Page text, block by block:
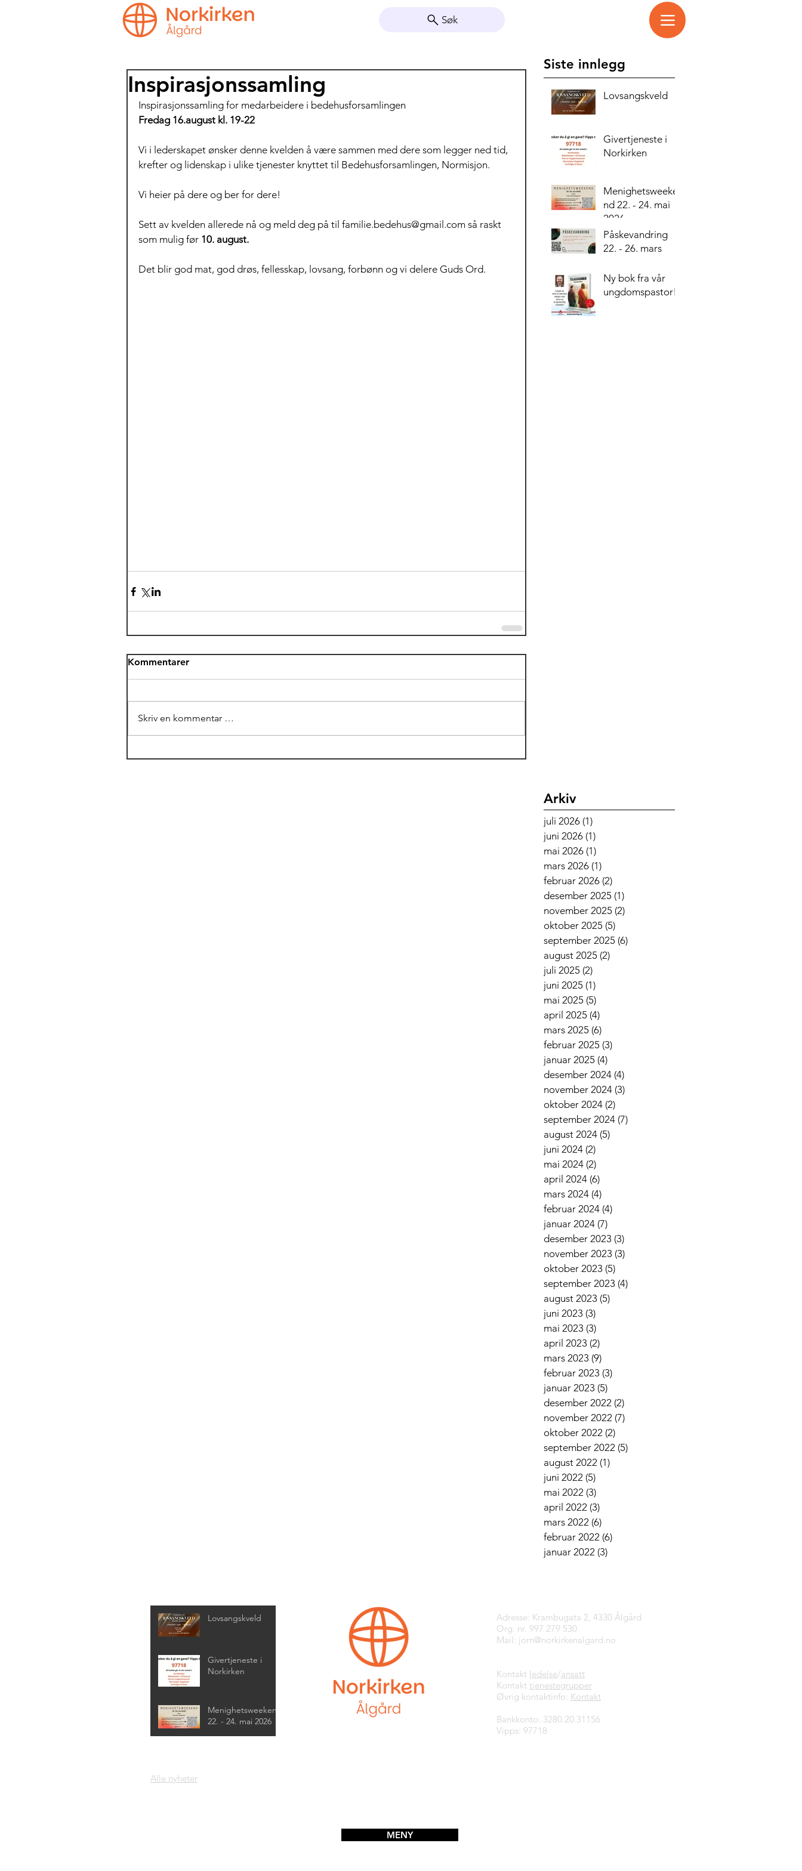
Søk
Inspirasjonssamling
Inspirasjonssamling for medarbeidere i bedehusforsamlingen
Fredag 16.august kl. 19-22
Vi i lederskapet ønsker denne kvelden å være sammen med dere som legger ned tid,
krefter og lidenskap i ulike tjenester knyttet til Bedehusforsamlingen, Normisjon.
Vi heier på dere og ber for dere!
Sett av kvelden allerede nå og meld deg på til familie.bedehus@gmail.com så raskt
som mulig før 10. august.
Det blir god mat, god drøs, fellesskap, lovsang, forbønn og vi delere Guds Ord.
Kommentarer
Skriv en kommentar …
Siste innlegg
Lovsangskveld
Givertjeneste i
Norkirken
Menighetsweeke
nd 22. - 24. mai
2026
Påskevandring
22. - 26. mars
Ny bok fra vår
ungdomspastor!
Arkiv
juli 2026 (1)
juni 2026 (1)
mai 2026 (1)
mars 2026 (1)
februar 2026 (2)
desember 2025 (1)
november 2025 (2)
oktober 2025 (5)
september 2025 (6)
august 2025 (2)
juli 2025 (2)
juni 2025 (1)
mai 2025 (5)
april 2025 (4)
mars 2025 (6)
februar 2025 (3)
januar 2025 (4)
desember 2024 (4)
november 2024 (3)
oktober 2024 (2)
september 2024 (7)
august 2024 (5)
juni 2024 (2)
mai 2024 (2)
april 2024 (6)
mars 2024 (4)
februar 2024 (4)
januar 2024 (7)
desember 2023 (3)
november 2023 (3)
oktober 2023 (5)
september 2023 (4)
august 2023 (5)
juni 2023 (3)
mai 2023 (3)
april 2023 (2)
mars 2023 (9)
februar 2023 (3)
januar 2023 (5)
desember 2022 (2)
november 2022 (7)
oktober 2022 (2)
september 2022 (5)
august 2022 (1)
juni 2022 (5)
mai 2022 (3)
april 2022 (3)
mars 2022 (6)
februar 2022 (6)
januar 2022 (3)
Lovsangskveld
Givertjeneste i
Norkirken
Menighetsweekend
22. - 24. mai 2026
Adresse: Krambugata 2, 4330 Ålgård
Org. nr. 997 279 530
Mail: jorn@norkirkenalgard.no
Kontakt ledelse/ansatt
Kontakt tjenestegrupper
Øvrig kontaktinfo: Kontakt
Bankkonto: 3280.20.31156
Vipps: 97718
Alle nyheter
MENY